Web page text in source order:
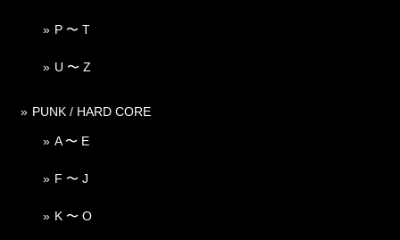
P 〜 T
U 〜 Z
PUNK / HARD CORE
A 〜 E
F 〜 J
K 〜 O